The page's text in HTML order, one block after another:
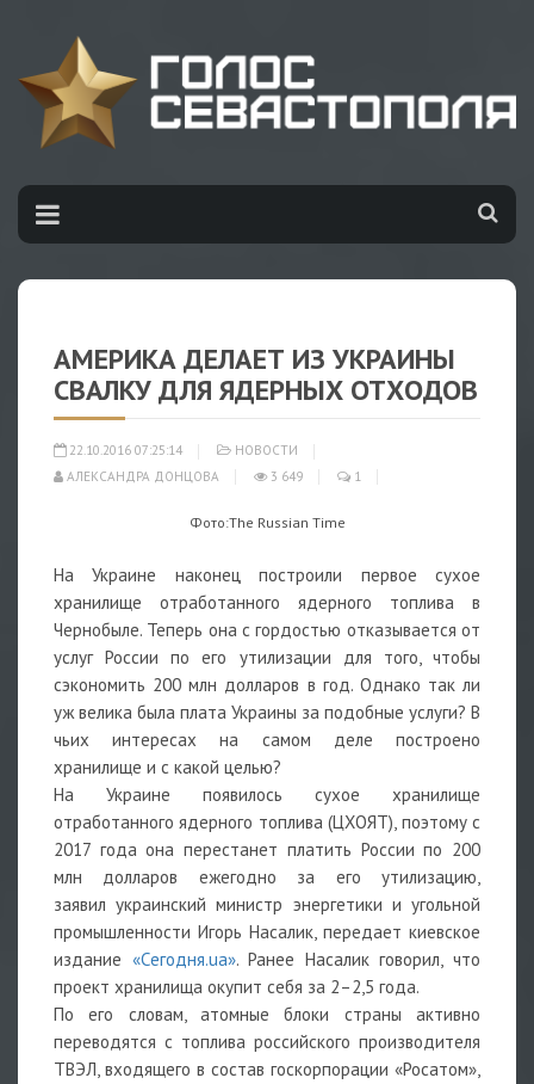
АМЕРИКА ДЕЛАЕТ ИЗ УКРАИНЫ
СВАЛКУ ДЛЯ ЯДЕРНЫХ ОТХОДОВ
22.10.2016 07:25:14
НОВОСТИ
АЛЕКСАНДРА ДОНЦОВА
3 649 1
Фото:The Russian Time
На Украине наконец построили первое сухое
хранилище отработанного ядерного топлива в
Чернобыле. Теперь она с гордостью отказывается от
услуг России по его утилизации для того, чтобы
сэкономить 200 млн долларов в год. Однако так ли
уж велика была плата Украины за подобные услуги? В
чьих интересах на самом деле построено
хранилище и с какой целью?
На Украине появилось сухое хранилище
отработанного ядерного топлива (ЦХОЯТ), поэтому с
2017 года она перестанет платить России по 200
млн долларов ежегодно за его утилизацию,
заявил украинский министр энергетики и угольной
промышленности Игорь Насалик, передает киевское
издание «Сегодня.ua». Ранее Насалик говорил, что
проект хранилища окупит себя за 2–2,5 года.
По его словам, атомные блоки страны активно
переводятся с топлива российского производителя
ТВЭЛ, входящего в состав госкорпорации «Росатом»,